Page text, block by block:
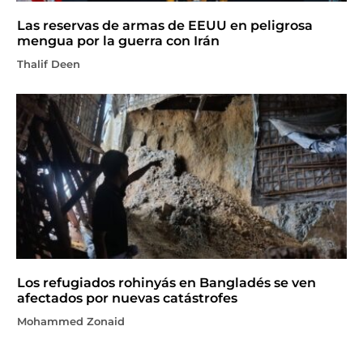
Las reservas de armas de EEUU en peligrosa
mengua por la guerra con Irán
Thalif Deen
Los refugiados rohinyás en Bangladés se ven
afectados por nuevas catástrofes
Mohammed Zonaid